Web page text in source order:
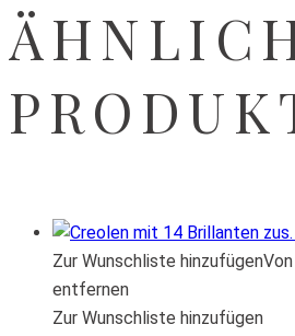
Zur Wunschliste hinzufügen
entfernen
Zur Wunschliste hinzufügen